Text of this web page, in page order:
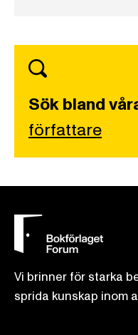
Sök bland
författare
Vi brinner för starka
sprida kunskap inom